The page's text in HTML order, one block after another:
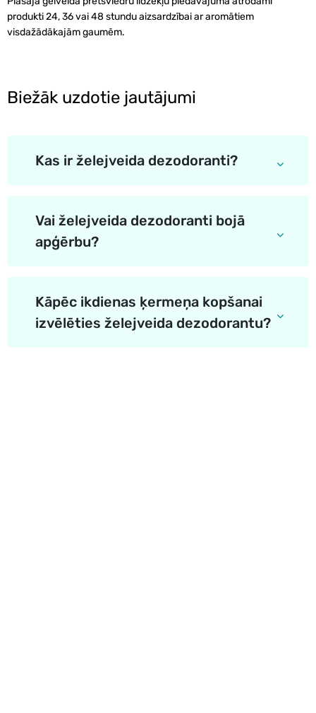
produkti 24, 36 vai 48 stundu aizsardzībai ar aromātiem
visdažādākajām gaumēm.
Biežāk uzdotie jautājumi
Kas ir želejveida dezodoranti?
Vai želejveida dezodoranti bojā
apģērbu?
Kāpēc ikdienas ķermeņa kopšanai
izvēlēties želejveida dezodorantu?